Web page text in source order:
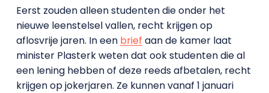
Eerst zouden alleen studenten die onder het
nieuwe leenstelsel vallen, recht krijgen op
aflosvrije jaren. In een brief aan de kamer laat
minister Plasterk weten dat ook studenten die al
een lening hebben of deze reeds afbetalen, recht
krijgen op jokerjaren. Ze kunnen vanaf 1 januari